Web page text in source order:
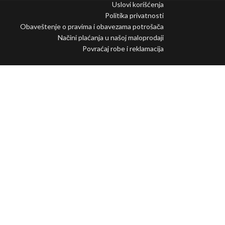
Uslovi korišćenja
Politika privatnosti
Obaveštenje o pravima i obavezama potrošača
Načini plaćanja u našoj maloprodaji
Povraćaj robe i reklamacija